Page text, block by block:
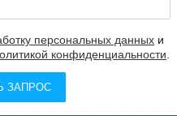
персональных данных и
конфиденциальности
ЗАПРОС